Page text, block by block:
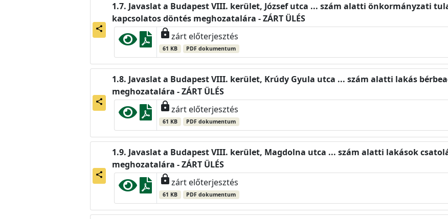
share
Javaslat a Budapest VIII. kerület, József utca ... szám alatti önkormányzati
kapcsolatos döntés meghozatalára - ZÁRT ÜLÉS
lockzárt előterjesztés
61 KB PDF dokumentum
share
Javaslat a Budapest VIII. kerület, Krúdy Gyula utca ... szám alatti lakás
meghozatalára - ZÁRT ÜLÉS
lockzárt előterjesztés
61 KB PDF dokumentum
share
Javaslat a Budapest VIII. kerület, Magdolna utca ... szám alatti lakások
meghozatalára - ZÁRT ÜLÉS
lockzárt előterjesztés
61 KB PDF dokumentum